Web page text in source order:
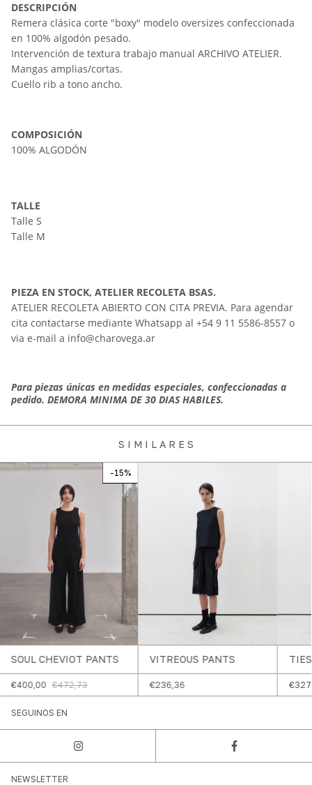
DESCRIPCIÓN
Remera clásica corte "boxy" modelo oversizes confeccionada
en 100% algodón pesado.
Intervención de textura trabajo manual ARCHIVO ATELIER.
Mangas amplias/cortas.
Cuello rib a tono ancho.
COMPOSICIÓN
100% ALGODÓN
TALLE
Talle S
Talle M
PIEZA EN STOCK, ATELIER RECOLETA BSAS.
ATELIER RECOLETA ABIERTO CON CITA PREVIA. Para agendar
cita contactarse mediante Whatsapp al +54 9 11 5586-8557 o
via e-mail a info@charovega.ar
Para piezas únicas en medidas especiales, confeccionadas a
pedido. DEMORA MINIMA DE 30 DIAS HABILES.
S I M I L A R E S
-15%
SOUL CHEVIOT PANTS
€400,00 €472,73
VITREOUS PANTS
€236,36
SEGUINOS EN
NEWSLETTER